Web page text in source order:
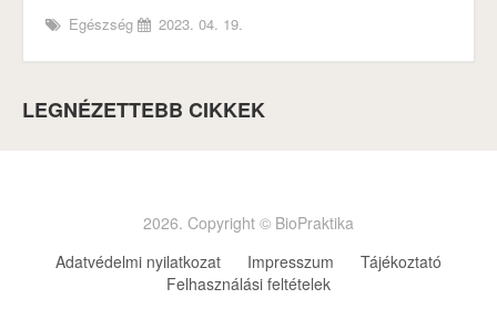
Egészség 2023. 04. 19.
LEGNÉZETTEBB CIKKEK
2026. Copyright © BioPraktika
Adatvédelmi nyilatkozat
Impresszum
Tájékoztató
Felhasználási feltételek